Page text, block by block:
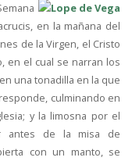
en la mañana del
de la Virgen, el Cristo
en el cual se narran los
una tonadilla en la que
culminando en
y la limosna por el
antes de la misa de
con un manto, se